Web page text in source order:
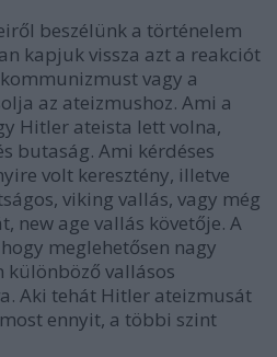
beszélünk a történelem
kapjuk vissza azt a reakciót
vagy a
az ateizmushoz. Ami a
Hitler ateista lett volna,
butaság. Ami kérdéses
volt keresztény, illetve
viking vallás, vagy még
new age vallás követője. A
meglehetősen nagy
különböző vallásos
Aki tehát Hitler ateizmusát
ennyit, a többi szint